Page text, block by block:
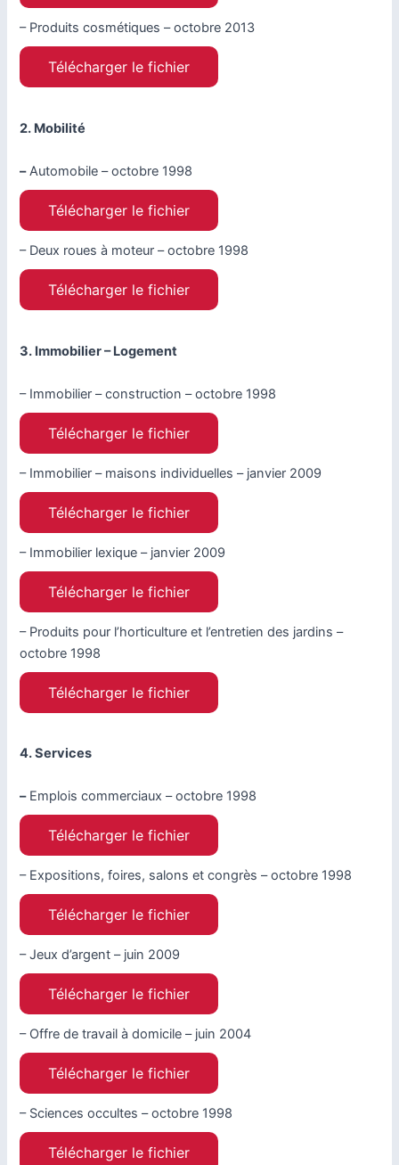
– Produits cosmétiques – octobre 2013
Télécharger le fichier
2. Mobilité
–Automobile – octobre 1998
Télécharger le fichier
– Deux roues à moteur – octobre 1998
Télécharger le fichier
3. Immobilier – Logement
– Immobilier – construction – octobre 1998
Télécharger le fichier
– Immobilier – maisons individuelles – janvier 2009
Télécharger le fichier
– Immobilier lexique – janvier 2009
Télécharger le fichier
– Produits pour l’horticulture et l’entretien des jardins –
octobre 1998
Télécharger le fichier
4. Services
–Emplois commerciaux – octobre 1998
Télécharger le fichier
– Expositions, foires, salons et congrès – octobre 1998
Télécharger le fichier
– Jeux d’argent – juin 2009
Télécharger le fichier
– Offre de travail à domicile – juin 2004
Télécharger le fichier
– Sciences occultes – octobre 1998
Télécharger le fichier